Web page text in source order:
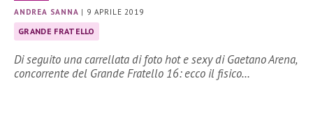
ANDREA SANNA | 9 APRILE 2019
GRANDE FRATELLO
Di seguito una carrellata di foto hot e sexy di Gaetano Arena,
concorrente del Grande Fratello 16: ecco il fisico…